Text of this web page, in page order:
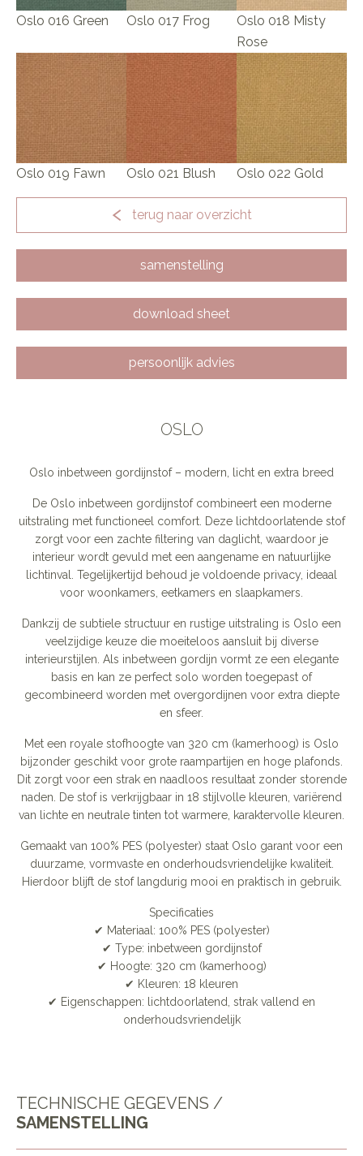
Oslo 016 Green Oslo 017 Frog
Oslo 018 Misty
Rose
Oslo 019 Fawn Oslo 021 Blush Oslo 022 Gold
terug naar overzicht
samenstelling
download sheet
persoonlijk advies
OSLO
Oslo inbetween gordijnstof – modern, licht en extra breed
De Oslo inbetween gordijnstof combineert een moderne
uitstraling met functioneel comfort. Deze lichtdoorlatende stof
zorgt voor een zachte filtering van daglicht, waardoor je
interieur wordt gevuld met een aangename en natuurlijke
lichtinval. Tegelijkertijd behoud je voldoende privacy, ideaal
voor woonkamers, eetkamers en slaapkamers.
Dankzij de subtiele structuur en rustige uitstraling is Oslo een
veelzijdige keuze die moeiteloos aansluit bij diverse
interieurstijlen. Als inbetween gordijn vormt ze een elegante
basis en kan ze perfect solo worden toegepast of
gecombineerd worden met overgordijnen voor extra diepte
en sfeer.
Met een royale stofhoogte van 320 cm (kamerhoog) is Oslo
bijzonder geschikt voor grote raampartijen en hoge plafonds.
Dit zorgt voor een strak en naadloos resultaat zonder storende
naden. De stof is verkrijgbaar in 18 stijlvolle kleuren, variërend
van lichte en neutrale tinten tot warmere, karaktervolle kleuren.
Gemaakt van 100% PES (polyester) staat Oslo garant voor een
duurzame, vormvaste en onderhoudsvriendelijke kwaliteit.
Hierdoor blijft de stof langdurig mooi en praktisch in gebruik.
Specificaties
✔ Materiaal: 100% PES (polyester)
✔ Type: inbetween gordijnstof
✔ Hoogte: 320 cm (kamerhoog)
✔ Kleuren: 18 kleuren
✔ Eigenschappen: lichtdoorlatend, strak vallend en
onderhoudsvriendelijk
TECHNISCHE GEGEVENS /
SAMENSTELLING